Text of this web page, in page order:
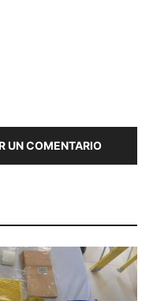
UN COMENTARIO